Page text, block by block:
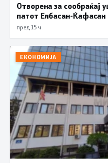
Отворена за сообраќај
патот Елбасан-Ќафасан
пред 15 ч.
ЕКОНОМИЈА